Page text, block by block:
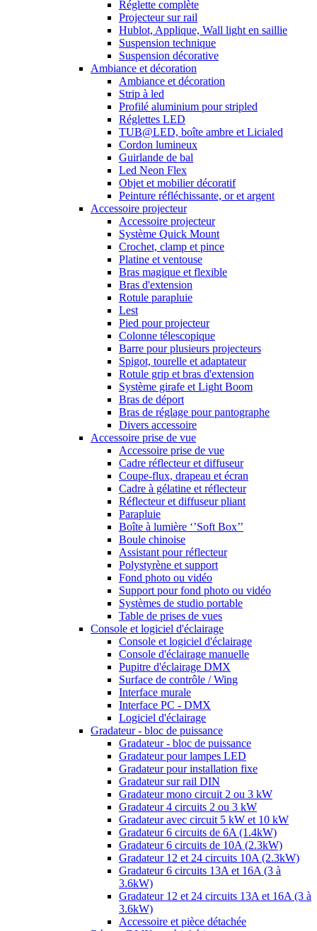
Réglette complète
Projecteur sur rail
Hublot, Applique, Wall light en saillie
Suspension technique
Suspension décorative
Ambiance et décoration
Ambiance et décoration
Strip à led
Profilé aluminium pour stripled
Réglettes LED
TUB@LED, boîte ambre et Licialed
Cordon lumineux
Guirlande de bal
Led Neon Flex
Objet et mobilier décoratif
Peinture réfléchissante, or et argent
Accessoire projecteur
Accessoire projecteur
Système Quick Mount
Crochet, clamp et pince
Platine et ventouse
Bras magique et flexible
Bras d'extension
Rotule parapluie
Lest
Pied pour projecteur
Colonne télescopique
Barre pour plusieurs projecteurs
Spigot, tourelle et adaptateur
Rotule grip et bras d'extension
Système girafe et Light Boom
Bras de déport
Bras de réglage pour pantographe
Divers accessoire
Accessoire prise de vue
Accessoire prise de vue
Cadre réflecteur et diffuseur
Coupe-flux, drapeau et écran
Cadre à gélatine et réflecteur
Réflecteur et diffuseur pliant
Parapluie
Boîte à lumière ‘’Soft Box’’
Boule chinoise
Assistant pour réflecteur
Polystyrène et support
Fond photo ou vidéo
Support pour fond photo ou vidéo
Systèmes de studio portable
Table de prises de vues
Console et logiciel d'éclairage
Console et logiciel d'éclairage
Console d'éclairage manuelle
Pupitre d'éclairage DMX
Surface de contrôle / Wing
Interface murale
Interface PC - DMX
Logiciel d'éclairage
Gradateur - bloc de puissance
Gradateur - bloc de puissance
Gradateur pour lampes LED
Gradateur pour installation fixe
Gradateur sur rail DIN
Gradateur mono circuit 2 ou 3 kW
Gradateur 4 circuits 2 ou 3 kW
Gradateur avec circuit 5 kW et 10 kW
Gradateur 6 circuits de 6A (1.4kW)
Gradateur 6 circuits de 10A (2.3kW)
Gradateur 12 et 24 circuits 10A (2.3kW)
Gradateur 6 circuits 13A et 16A (3 à
3.6kW)
Gradateur 12 et 24 circuits 13A et 16A (3 à
3.6kW)
Accessoire et pièce détachée